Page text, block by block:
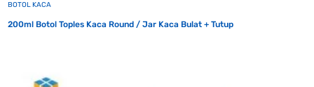
BOTOL KACA
200ml Botol Toples Kaca Round / Jar Kaca Bulat + Tutup